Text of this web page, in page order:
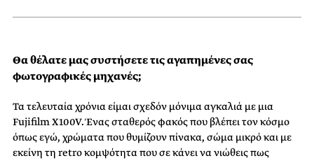
Θα θέλατε μας συστήσετε τις αγαπημένες σας
φωτογραφικές μηχανές;
Τα τελευταία χρόνια είμαι σχεδόν μόνιμα αγκαλιά με μια
Fujifilm X100V. Ένας σταθερός φακός που βλέπει τον κόσμο
όπως εγώ, χρώματα που θυμίζουν πίνακα, σώμα μικρό και με
εκείνη τη retro κομψότητα που σε κάνει να νιώθεις πως